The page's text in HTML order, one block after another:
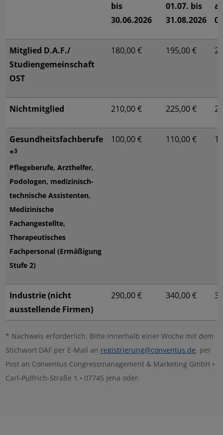
bis
30.06.2026
01.07. bis
31.08.2026
Mitglied D.A.F./
Studiengemeinschaft
OST
180,00 € 195,00 €
Nichtmitglied 210,00 € 225,00 €
Gesundheitsfachberufe
*3
Pflegeberufe, Arzthelfer,
Podologen, medizinisch-
technische Assistenten,
Medizinische
Fachangestellte,
Therapeutisches
Fachpersonal (Ermäßigung
Stufe 2)
100,00 € 110,00 €
Industrie (nicht
ausstellende Firmen)
290,00 € 340,00 €
* Nachweis erforderlich. Bitte innerhalb einer Woche mit dem
Stichwort DAF per E-Mail an registrierung@conventus.de, per
Post an Conventus Congressmanagement & Marketing GmbH •
Carl-Pulfrich-Straße 1 • 07745 Jena oder.